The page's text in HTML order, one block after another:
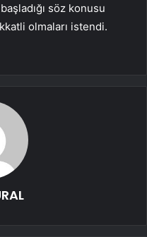
söz konusu
olmaları istendi.